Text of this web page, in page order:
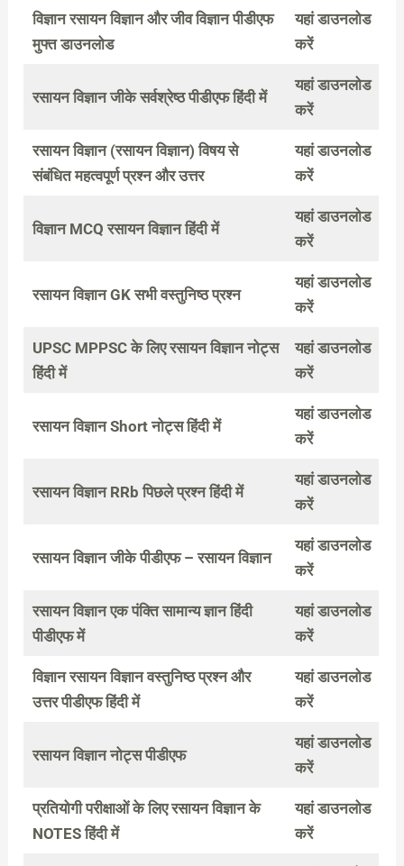
विज्ञान रसायन विज्ञान और जीव विज्ञान पीडीएफ
मुफ्त डाउनलोड
यहां डाउनलोड
करें
रसायन विज्ञान जीके सर्वश्रेष्ठ पीडीएफ हिंदी में
यहां डाउनलोड
करें
रसायन विज्ञान (रसायन विज्ञान) विषय से
संबंधित महत्वपूर्ण प्रश्न और उत्तर
यहां डाउनलोड
करें
विज्ञान MCQ रसायन विज्ञान हिंदी में
यहां डाउनलोड
करें
रसायन विज्ञान GK सभी वस्तुनिष्ठ प्रश्न
यहां डाउनलोड
करें
UPSC MPPSC के लिए रसायन विज्ञान नोट्स
हिंदी में
यहां डाउनलोड
करें
रसायन विज्ञान Short नोट्स हिंदी में
यहां डाउनलोड
करें
रसायन विज्ञान RRb पिछले प्रश्न हिंदी में
यहां डाउनलोड
करें
रसायन विज्ञान जीके पीडीएफ – रसायन विज्ञान
यहां डाउनलोड
करें
रसायन विज्ञान एक पंक्ति सामान्य ज्ञान हिंदी
पीडीएफ में
यहां डाउनलोड
करें
विज्ञान रसायन विज्ञान वस्तुनिष्ठ प्रश्न और
उत्तर पीडीएफ हिंदी में
यहां डाउनलोड
करें
रसायन विज्ञान नोट्स पीडीएफ
यहां डाउनलोड
करें
प्रतियोगी परीक्षाओं के लिए रसायन विज्ञान के
NOTES हिंदी में
यहां डाउनलोड
करें